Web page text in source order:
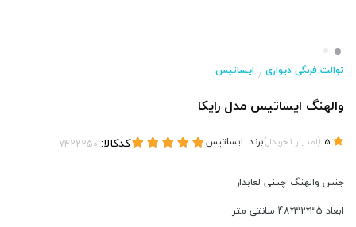
توالت فرنگی دیواری / ایساتیس
والهنگ ایساتیس مدل رایکا
(امتیاز 1خریدار)برند: ایساتیس کدکالا:
جنس والهنگ چینی لعابدار
ابعاد 35*32*48 سانتی متر